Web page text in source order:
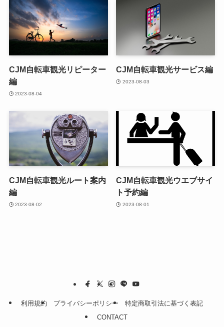
CJM自転車観光リピーター
編
2023-08-04
CJM自転車観光サービス編
2023-08-03
CJM自転車観光ルート案内
編
2023-08-02
CJM自転車観光ウエブサイ
ト予約編
2023-08-01
利用規約 プライバシーポリシー
特定商取引法に基づく表記
CONTACT